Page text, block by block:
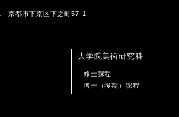
京都市下京区下之町57-1
大学院美術研究科
修士課程
博士（後期）課程